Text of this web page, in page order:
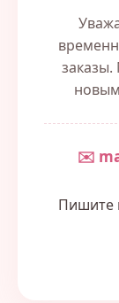
✉️
Пишите